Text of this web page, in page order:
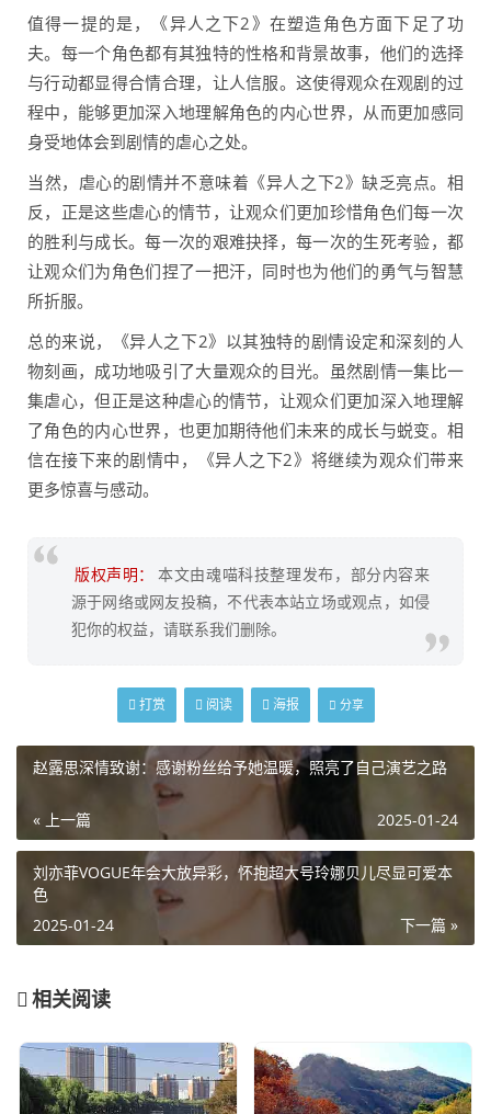
值得一提的是，《异人之下2》在塑造角色方面下足了功
夫。每一个角色都有其独特的性格和背景故事，他们的选择
与行动都显得合情合理，让人信服。这使得观众在观剧的过
程中，能够更加深入地理解角色的内心世界，从而更加感同
身受地体会到剧情的虐心之处。
当然，虐心的剧情并不意味着《异人之下2》缺乏亮点。相
反，正是这些虐心的情节，让观众们更加珍惜角色们每一次
的胜利与成长。每一次的艰难抉择，每一次的生死考验，都
让观众们为角色们捏了一把汗，同时也为他们的勇气与智慧
所折服。
总的来说，《异人之下2》以其独特的剧情设定和深刻的人
物刻画，成功地吸引了大量观众的目光。虽然剧情一集比一
集虐心，但正是这种虐心的情节，让观众们更加深入地理解
了角色的内心世界，也更加期待他们未来的成长与蜕变。相
信在接下来的剧情中，《异人之下2》将继续为观众们带来
更多惊喜与感动。
版权声明：
本文由魂喵科技整理发布，部分内容来
源于网络或网友投稿，不代表本站立场或观点，如侵
犯你的权益，请联系我们删除。
打赏 阅读 海报 分享
赵露思深情致谢：感谢粉丝给予她温暖，照亮了自己演艺之路
« 上一篇 2025-01-24
刘亦菲VOGUE年会大放异彩，怀抱超大号玲娜贝儿尽显可爱本
色
下一篇 »
2025-01-24
相关阅读